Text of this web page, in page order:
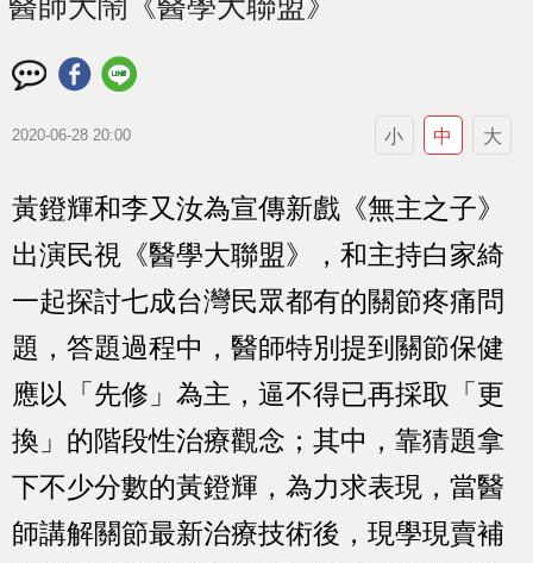
醫師大鬧《醫學大聯盟》
2020-06-28 20:00 小 中 大
黃鐙輝和李又汝為宣傳新戲《無主之子》
出演民視《醫學大聯盟》，和主持白家綺
一起探討七成台灣民眾都有的關節疼痛問
題，答題過程中，醫師特別提到關節保健
應以「先修」為主，逼不得已再採取「更
換」的階段性治療觀念；其中，靠猜題拿
下不少分數的黃鐙輝，為力求表現，當醫
師講解關節最新治療技術後，現學現賣補